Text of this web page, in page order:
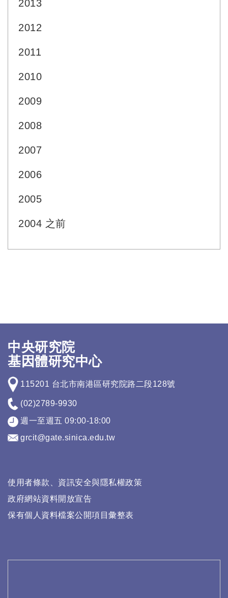
2013
2012
2011
2010
2009
2008
2007
2006
2005
2004 之前
中央研究院
基因體研究中心
115201 台北市南港區研究院路二段128號
(02)2789-9930
週一至週五 09:00-18:00
grcit@gate.sinica.edu.tw
使用者條款、資訊安全與隱私權政策
政府網站資料開放宣告
保有個人資料檔案公開項目彙整表